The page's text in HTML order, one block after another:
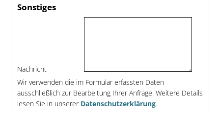
Sonstiges
Nachricht
Wir verwenden die im Formular erfassten Daten
ausschließlich zur Bearbeitung Ihrer Anfrage. Weitere Details
lesen Sie in unserer Datenschutzerklärung.